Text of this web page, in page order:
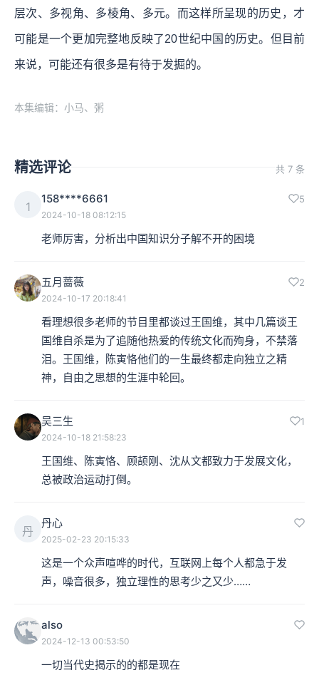
层次、多视角、多棱角、多元。而这样所呈现的历史，才
可能是一个更加完整地反映了20世纪中国的历史。但目前
来说，可能还有很多是有待于发掘的。
本集编辑：小马、粥
精选评论 共 7 条
1
158****6661 5
2024-10-18 08:12:15
老师厉害，分析出中国知识分子解不开的困境
五月蔷薇 2
2024-10-17 20:18:41
看理想很多老师的节目里都谈过王国维，其中几篇谈王
国维自杀是为了追随他热爱的传统文化而殉身，不禁落
泪。王国维，陈寅恪他们的一生最终都走向独立之精
神，自由之思想的生涯中轮回。
吴三生 1
2024-10-18 21:58:23
王国维、陈寅恪、顾颉刚、沈从文都致力于发展文化，
总被政治运动打倒。
丹
丹心
2025-02-23 20:15:33
这是一个众声喧哗的时代，互联网上每个人都急于发
声，噪音很多，独立理性的思考少之又少……
also
2024-12-13 00:53:50
一切当代史揭示的的都是现在